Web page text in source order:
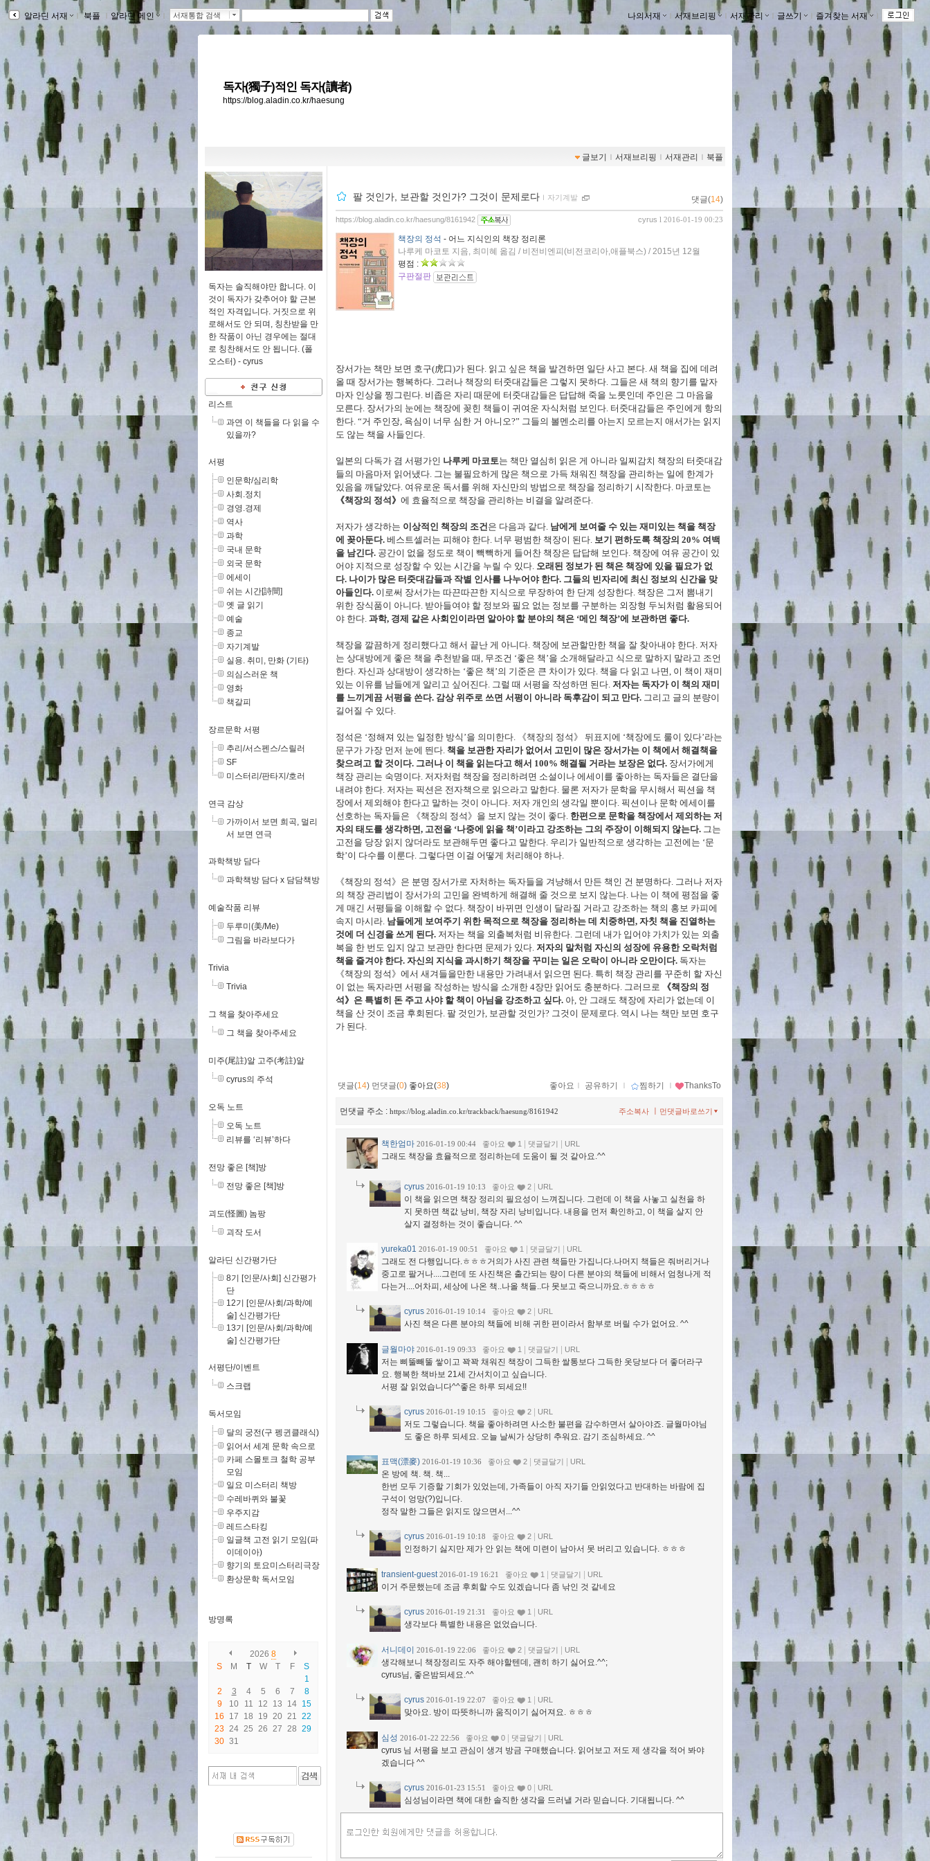
알라딘 서재 ｌ북플 알라딘 메인 서재통합 검색 나의서재 서재브리핑 서재관리 글쓰기 즐겨찾는 서재
독자(獨子)적인 독자(讀者)
https://blog.aladin.co.kr/haesung
글보기 ｌ 서재브리핑 ｌ 서재관리 ｌ 북플
독자는 솔직해야만 합니다. 이
것이 독자가 갖추어야 할 근본
적인 자격입니다. 거짓으로 위
로해서도 안 되며, 칭찬받을 만
한 작품이 아닌 경우에는 절대
로 칭찬해서도 안 됩니다. (폴
오스터) - cyrus
리스트
과연 이 책들을 다 읽을 수
있을까?
서평
인문학/심리학
사회.정치
경영.경제
역사
과학
국내 문학
외국 문학
에세이
쉬는 시간[詩間]
옛 글 읽기
예술
종교
자기계발
실용. 취미, 만화 (기타)
의심스러운 책
영화
책갈피
장르문학 서평
추리/서스펜스/스릴러
SF
미스터리/판타지/호러
연극 감상
가까이서 보면 희곡, 멀리
서 보면 연극
과학책방 담다
과학책방 담다 x 담담책방
예술작품 리뷰
두루미(美/Me)
그림을 바라보다가
Trivia
Trivia
그 책을 찾아주세요
그 책을 찾아주세요
미주(尾註)알 고주(考註)알
cyrus의 주석
오독 노트
오독 노트
리뷰를 ‘리뷰’하다
전망 좋은 [책]방
전망 좋은 [책]방
괴도(怪圖) 놈팡
괴작 도서
알라딘 신간평가단
8기 [인문/사회] 신간평가
단
12기 [인문/사회/과학/예
술] 신간평가단
13기 [인문/사회/과학/예
술] 신간평가단
서평단/이벤트
스크랩
독서모임
달의 궁전(구 펭귄클래식)
읽어서 세계 문학 속으로
카페 스몰토크 철학 공부
모임
일요 미스터리 책방
수레바퀴와 불꽃
우주지감
레드스타킹
일글책 고전 읽기 모임(파
이데이아)
향기의 토요미스터리극장
환상문학 독서모임
방명록
2026 8
S
M T W T F
S
1
2
3 4 5 6 7
8
9
10 11 12 13 14 15
16
17 18 19 20 21 22
23 24 25 26 27 28 29
30 31
팔 것인가, 보관할 것인가? 그것이 문제로다 ｌ 자기계발 댓글(14)
cyrus l 2016-01-19 00:23
https://blog.aladin.co.kr/haesung/8161942
책장의 정석 - 어느 지식인의 책장 정리론
나루케 마코토 지음, 최미혜 옮김 / 비전비엔피(비전코리아,애플북스) / 2015년 12월
평점 :
구판절판
장서가는 책만 보면 호구(虎口)가 된다. 읽고 싶은 책을 발견하면 일단 사고 본다. 새 책을 집에 데려
올 때 장서가는 행복하다. 그러나 책장의 터줏대감들은 그렇지 못하다. 그들은 새 책의 향기를 맡자
마자 인상을 찡그린다. 비좁은 자리 때문에 터줏대감들은 답답해 죽을 노릇인데 주인은 그 마음을
모른다. 장서가의 눈에는 책장에 꽂힌 책들이 귀여운 자식처럼 보인다. 터줏대감들은 주인에게 항의
한다. “거 주인장, 욕심이 너무 심한 거 아니오?” 그들의 볼멘소리를 아는지 모르는지 애서가는 읽지
도 않는 책을 사들인다.
일본의 다독가 겸 서평가인 나루케 마코토는 책만 열심히 읽은 게 아니라 일찌감치 책장의 터줏대감
들의 마음마저 읽어냈다. 그는 불필요하게 많은 책으로 가득 채워진 책장을 관리하는 일에 한계가
있음을 깨달았다. 여유로운 독서를 위해 자신만의 방법으로 책장을 정리하기 시작한다. 마코토는
《책장의 정석》 에 효율적으로 책장을 관리하는 비결을 알려준다.
저자가 생각하는 이상적인 책장의 조건은 다음과 같다. 남에게 보여줄 수 있는 재미있는 책을 책장
에 꽂아둔다. 베스트셀러는 피해야 한다. 너무 평범한 책장이 된다. 보기 편하도록 책장의 20% 여백
을 남긴다. 공간이 없을 정도로 책이 빽빽하게 들어찬 책장은 답답해 보인다. 책장에 여유 공간이 있
어야 지적으로 성장할 수 있는 시간을 누릴 수 있다. 오래된 정보가 된 책은 책장에 있을 필요가 없
다. 나이가 많은 터줏대감들과 작별 인사를 나누어야 한다. 그들의 빈자리에 최신 정보의 신간을 맞
아들인다. 이로써 장서가는 따끈따끈한 지식으로 무장하여 한 단계 성장한다. 책장은 그저 뽐내기
위한 장식품이 아니다. 받아들여야 할 정보와 필요 없는 정보를 구분하는 외장형 두뇌처럼 활용되어
야 한다. 과학, 경제 같은 사회인이라면 알아야 할 분야의 책은 ‘메인 책장’에 보관하면 좋다.
책장을 깔끔하게 정리했다고 해서 끝난 게 아니다. 책장에 보관할만한 책을 잘 찾아내야 한다. 저자
는 상대방에게 좋은 책을 추천받을 때, 무조건 ‘좋은 책’을 소개해달라고 식으로 말하지 말라고 조언
한다. 자신과 상대방이 생각하는 ‘좋은 책’의 기준은 큰 차이가 있다. 책을 다 읽고 나면, 이 책이 재미
있는 이유를 남들에게 알리고 싶어진다. 그럴 때 서평을 작성하면 된다. 저자는 독자가 이 책의 재미
를 느끼게끔 서평을 쓴다. 감상 위주로 쓰면 서평이 아니라 독후감이 되고 만다. 그리고 글의 분량이
길어질 수 있다.
정석은 ‘정해져 있는 일정한 방식’을 의미한다. 《책장의 정석》 뒤표지에 ‘책장에도 룰이 있다’라는
문구가 가장 먼저 눈에 띈다. 책을 보관한 자리가 없어서 고민이 많은 장서가는 이 책에서 해결책을
찾으려고 할 것이다. 그러나 이 책을 읽는다고 해서 100% 해결될 거라는 보장은 없다. 장서가에게
책장 관리는 숙명이다. 저자처럼 책장을 정리하려면 소설이나 에세이를 좋아하는 독자들은 결단을
내려야 한다. 저자는 픽션은 전자책으로 읽으라고 말한다. 물론 저자가 문학을 무시해서 픽션을 책
장에서 제외해야 한다고 말하는 것이 아니다. 저자 개인의 생각일 뿐이다. 픽션이나 문학 에세이를
선호하는 독자들은 《책장의 정석》을 보지 않는 것이 좋다. 한편으로 문학을 책장에서 제외하는 저
자의 태도를 생각하면, 고전을 ‘나중에 읽을 책’이라고 강조하는 그의 주장이 이해되지 않는다. 그는
고전을 당장 읽지 않더라도 보관해두면 좋다고 말한다. 우리가 일반적으로 생각하는 고전에는 ‘문
학’이 다수를 이룬다. 그렇다면 이걸 어떻게 처리해야 하나.
《책장의 정석》은 분명 장서가로 자처하는 독자들을 겨냥해서 만든 책인 건 분명하다. 그러나 저자
의 책장 관리법이 장서가의 고민을 완벽하게 해결해 줄 것으로 보지 않는다. 나는 이 책에 평점을 좋
게 매긴 서평들을 이해할 수 없다. 책장이 바뀌면 인생이 달라질 거라고 강조하는 책의 홍보 카피에
속지 마시라. 남들에게 보여주기 위한 목적으로 책장을 정리하는 데 치중하면, 자칫 책을 진열하는
것에 더 신경을 쓰게 된다. 저자는 책을 외출복처럼 비유한다. 그런데 내가 입어야 가치가 있는 외출
복을 한 번도 입지 않고 보관만 한다면 문제가 있다. 저자의 말처럼 자신의 성장에 유용한 오락처럼
책을 즐겨야 한다. 자신의 지식을 과시하기 책장을 꾸미는 일은 오락이 아니라 오만이다. 독자는
《책장의 정석》에서 새겨들을만한 내용만 가려내서 읽으면 된다. 특히 책장 관리를 꾸준히 할 자신
이 없는 독자라면 서평을 작성하는 방식을 소개한 4장만 읽어도 충분하다. 그러므로
《책장의 정
석》은 특별히 돈 주고 사야 할 책이 아님을 강조하고 싶다. 아, 안 그래도 책장에 자리가 없는데 이
책을 산 것이 조금 후회된다. 팔 것인가, 보관할 것인가? 그것이 문제로다. 역시 나는 책만 보면 호구
가 된다.
댓글(14) 먼댓글(0) 좋아요(38) 좋아요 ｌ 공유하기 ｌ 찜하기 ｌ ThanksTo
먼댓글 주소 : https://blog.aladin.co.kr/trackback/haesung/8161942 먼댓글바로쓰기
주소복사
책한엄마 2016-01-19 00:44 좋아요 1 댓글달기 URL
그래도 책장을 효율적으로 정리하는데 도움이 될 것 같아요.^^
cyrus 2016-01-19 10:13 좋아요 2 URL
이 책을 읽으면 책장 정리의 필요성이 느껴집니다. 그런데 이 책을 사놓고 실천을 하
지 못하면 책값 낭비, 책장 자리 낭비입니다. 내용을 먼저 확인하고, 이 책을 살지 안
살지 결정하는 것이 좋습니다. ^^
yureka01 2016-01-19 00:51 좋아요 1 댓글달기 URL
그래도 전 다행입니다.ㅎㅎㅎ거의가 사진 관련 책들만 가집니다.나머지 책들은 줘버리거나
중고로 팔거나....그런데 또 사진책은 출간되는 량이 다른 분야의 책들에 비해서 엄청나게 적
다는거....어차피, 세상에 나온 책..나올 책들..다 못보고 죽으니까요.ㅎㅎㅎㅎ
cyrus 2016-01-19 10:14 좋아요 2 URL
사진 책은 다른 분야의 책들에 비해 귀한 편이라서 함부로 버릴 수가 없어요. ^^
글월마야 2016-01-19 09:33 좋아요 1 댓글달기 URL
저는 삐뚤빼뚤 쌓이고 꽉꽉 채워진 책장이 그득한 쌀통보다 그득한 옷당보다 더 좋더라구
요. 행복한 책바보 21세 간서치이고 싶습니다.
서평 잘 읽었습니다^^좋은 하루 되세요!!
cyrus 2016-01-19 10:15 좋아요 2 URL
저도 그렇습니다. 책을 좋아하려면 사소한 불편을 감수하면서 살아야죠. 글월마야님
도 좋은 하루 되세요. 오늘 날씨가 상당히 추워요. 감기 조심하세요. ^^
표맥(漂麥) 2016-01-19 10:36 좋아요 2 댓글달기 URL
온 방에 책. 책. 책...
한번 모두 기증할 기회가 있었는데, 가족들이 아직 자기들 안읽었다고 반대하는 바람에 집
구석이 엉망(?)입니다.
정작 말한 그들은 읽지도 않으면서...^^
cyrus 2016-01-19 10:18 좋아요 2 URL
인정하기 싫지만 제가 안 읽는 책에 미련이 남아서 못 버리고 있습니다. ㅎㅎㅎ
transient-guest 2016-01-19 16:21 좋아요 1 댓글달기 URL
이거 주문했는데 조금 후회할 수도 있겠습니다 좀 낚인 것 같네요
cyrus 2016-01-19 21:31 좋아요 1 URL
생각보다 특별한 내용은 없었습니다.
서니데이 2016-01-19 22:06 좋아요 2 댓글달기 URL
생각해보니 책장정리도 자주 해야할텐데, 괜히 하기 싫어요.^^;
cyrus님, 좋은밤되세요.^^
cyrus 2016-01-19 22:07 좋아요 1 URL
맞아요. 방이 따뜻하니까 움직이기 싫어져요. ㅎㅎㅎ
심성 2016-01-22 22:56 좋아요 0 댓글달기 URL
cyrus 님 서평을 보고 관심이 생겨 방금 구매했습니다. 읽어보고 저도 제 생각을 적어 봐야
겠습니다 ^^
cyrus 2016-01-23 15:51 좋아요 0 URL
심성님이라면 책에 대한 솔직한 생각을 드러낼 거라 믿습니다. 기대됩니다. ^^